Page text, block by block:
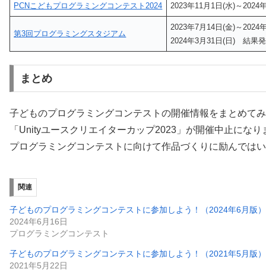
PCNこどもプログラミングコンテスト2024 2023年11月1日(水)～
第3回プログラミングスタジアム
2023年7月14日(金)～
2024年3月31日(日) 結果
まとめ
子どものプログラミングコンテストの開催情報をまとめて
「Unityユースクリエイターカップ2023」が開催中止にな
プログラミングコンテストに向けて作品づくりに励んでは
関連
子どものプログラミングコンテストに参加しよう！（2024年6月版）
2024年6月16日
プログラミングコンテスト
子どものプログラミングコンテストに参加しよう！（2021年5月版）
2021年5月22日